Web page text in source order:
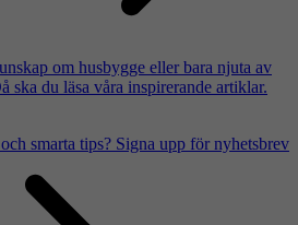
om husbygge eller bara njuta av
ska du läsa våra inspirerande artiklar.
smarta tips? Signa upp för nyhetsbrev